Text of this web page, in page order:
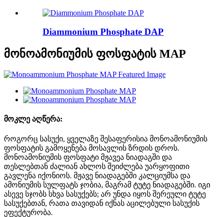
Diammonium Phosphate DAP
მონოამონიუმის ფოსფატის MAP
მოკლე აღწერა:
როგორც სასუქი, ყველაზე შესაფერისია მონოამონიუმის
ფოსფატის გამოყენება მოსავლის ზრდის დროს.
მონოამონიუმის ფოსფატი მჟავეა ნიადაგში და
თესლებთან ძალიან ახლოს შეიძლება უარყოფითი
გავლენა იქონიოს. მჟავე ნიადაგებში კალციუმსა და
ამონიუმის სულფატს ჯობია, მაგრამ ტუტე ნიადაგებში. იგი
ასევე სჯობს სხვა სასუქებს; არ უნდა იყოს შერეული ტუტე
სასუქებთან, რათა თავიდან იქნას აცილებული სასუქის
ეფექტურობა.